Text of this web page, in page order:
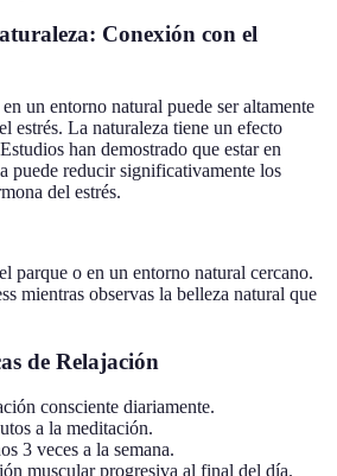
Conexión con el
un entorno natural puede ser altamente
estrés. La naturaleza tiene un efecto
han demostrado que estar en
puede reducir significativamente los
del estrés.
parque o en un entorno natural cercano.
mientras observas la belleza natural que
de Relajación
consciente diariamente.
a la meditación.
3 veces a la semana.
muscular progresiva al final del día.